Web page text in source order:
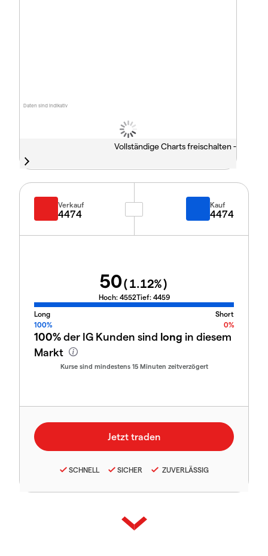
Daten sind indikativ
Vollständige Charts freischalten -
Verkauf
4474
Kauf
4474
50(1.12%)
Hoch: 4552Tief: 4459
Long
Short
100%
0%
100%der IG Kunden sind long in diesem
Markt
Kurse sind mindestens 15 Minuten zeitverzögert
SCHNELL SICHER ZUVERLÄSSIG